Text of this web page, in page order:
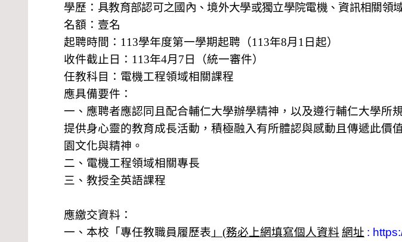
學歷： 具教育部認可之國內、境外大學或獨立學院電機、資訊相關領
名額：壹名
起聘時間： 113學年度第一學期起聘（113年8月 1 日起）
收件截止日： 113年4月 7日（統一審件）
任教科目：電機工程領域相關課程
應具備要件：
一、應聘者應認同且配合輔仁大學辦學精神，以及遵行輔仁大學所
提供身心靈的教育成長活動，積極融入有所體認與感動且傳遞此價
園文化與精神。
二、電機工程領域相關專長
三、教授全英語課程
應繳交資料：
一、本校「專任教職員履歷表 」 (務必上網填寫個人資料 網址 :